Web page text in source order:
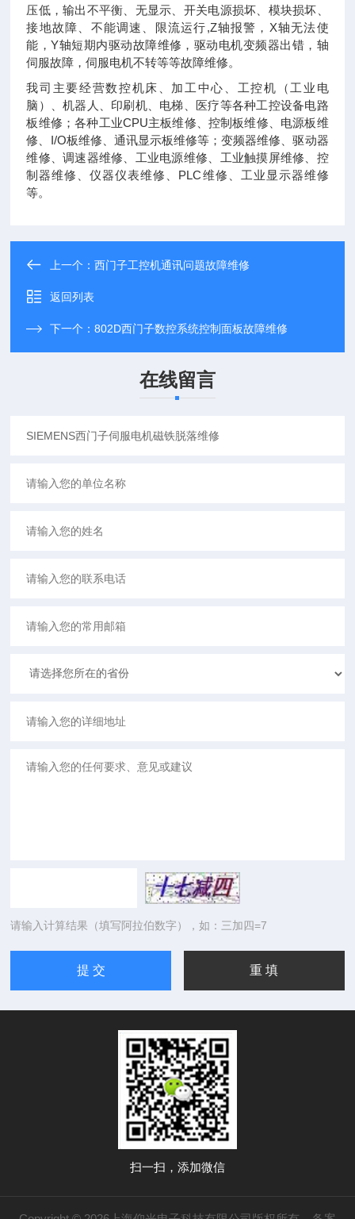
压低，输出不平衡、无显示、开关电源损坏、模块损坏、
接地故障、不能调速、限流运行,Z轴报警，X轴无法使
能，Y轴短期内驱动故障维修，驱动电机变频器出错，轴
伺服故障，伺服电机不转等等故障维修。
我司主要经营数控机床、加工中心、工控机（工业电
脑）、机器人、印刷机、电梯、医疗等各种工控设备电路
板维修；各种工业CPU主板维修、控制板维修、电源板维
修、I/O板维修、通讯显示板维修等；变频器维修、驱动器
维修、调速器维修、工业电源维修、工业触摸屏维修、控
制器维修、仪器仪表维修、PLC维修、工业显示器维修
等。
上一个：西门子工控机通讯问题故障维修
返回列表
下一个：802D西门子数控系统控制面板故障维修
在线留言
请输入计算结果（填写阿拉伯数字），如：三加四=7
扫一扫，添加微信